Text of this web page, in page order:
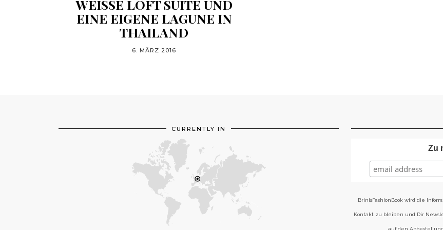
WEISSE LOFT SUITE UND E
INE EIGENE LAGUNE IN T
HAILAND
6. MÄRZ 2016
CURRENTLY IN
Zu
BrinisFashionBook wird die
Kontakt zu bleiben und Dir
auf den